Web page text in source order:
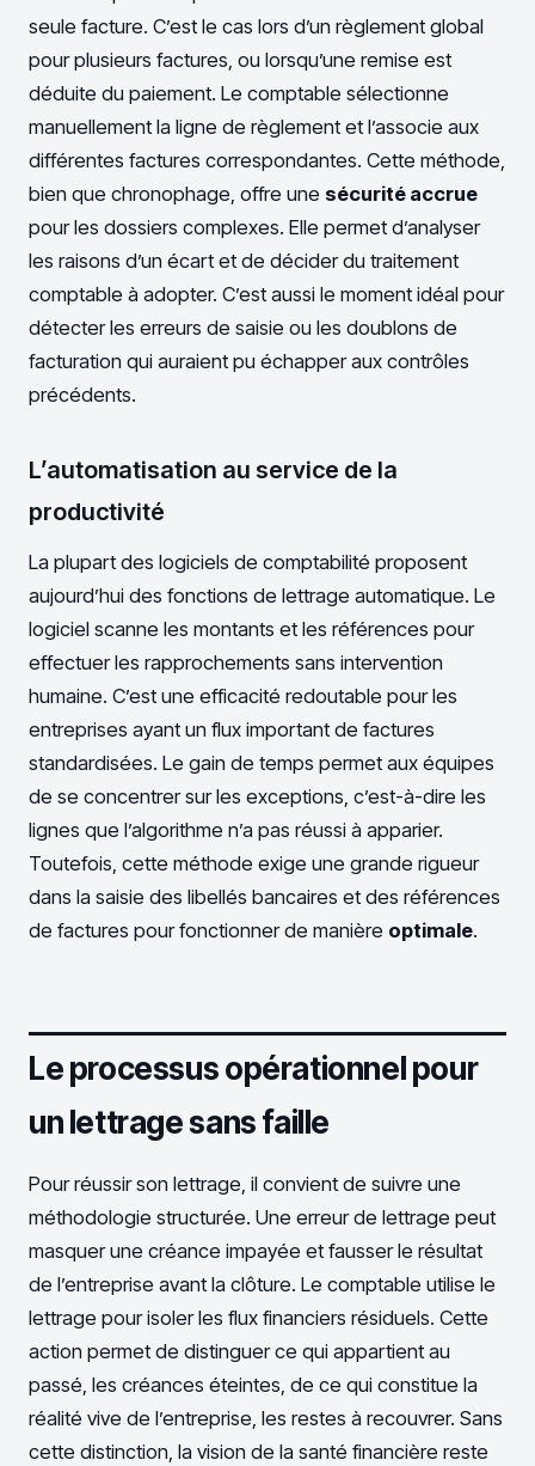
seule facture. C’est le cas lors d’un règlement global
pour plusieurs factures, ou lorsqu’une remise est
déduite du paiement. Le comptable sélectionne
manuellement la ligne de règlement et l’associe aux
différentes factures correspondantes. Cette méthode,
bien que chronophage, offre une sécurité accrue
pour les dossiers complexes. Elle permet d’analyser
les raisons d’un écart et de décider du traitement
comptable à adopter. C’est aussi le moment idéal pour
détecter les erreurs de saisie ou les doublons de
facturation qui auraient pu échapper aux contrôles
précédents.
L’automatisation au service de la
productivité
La plupart des logiciels de comptabilité proposent
aujourd’hui des fonctions de lettrage automatique. Le
logiciel scanne les montants et les références pour
effectuer les rapprochements sans intervention
humaine. C’est une efficacité redoutable pour les
entreprises ayant un flux important de factures
standardisées. Le gain de temps permet aux équipes
de se concentrer sur les exceptions, c’est-à-dire les
lignes que l’algorithme n’a pas réussi à apparier.
Toutefois, cette méthode exige une grande rigueur
dans la saisie des libellés bancaires et des références
de factures pour fonctionner de manière optimale.
Le processus opérationnel pour
un lettrage sans faille
Pour réussir son lettrage, il convient de suivre une
méthodologie structurée. Une erreur de lettrage peut
masquer une créance impayée et fausser le résultat
de l’entreprise avant la clôture. Le comptable utilise le
lettrage pour isoler les flux financiers résiduels. Cette
action permet de distinguer ce qui appartient au
passé, les créances éteintes, de ce qui constitue la
réalité vive de l’entreprise, les restes à recouvrer. Sans
cette distinction, la vision de la santé financière reste